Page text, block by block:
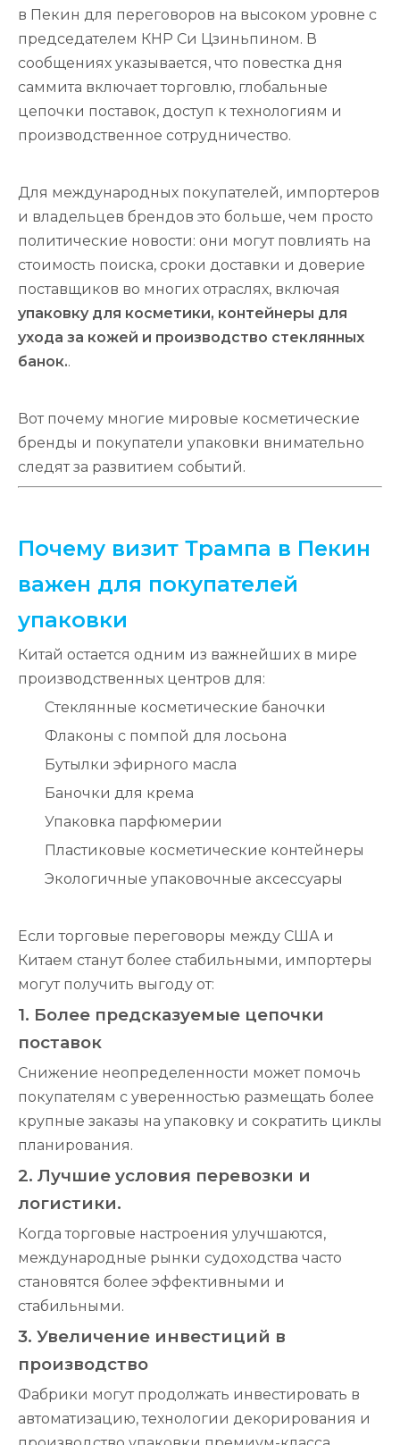
в Пекин для переговоров на высоком уровне с
председателем КНР Си Цзиньпином. В
сообщениях указывается, что повестка дня
саммита включает торговлю, глобальные
цепочки поставок, доступ к технологиям и
производственное сотрудничество.
Для международных покупателей, импортеров
и владельцев брендов это больше, чем просто
политические новости: они могут повлиять на
стоимость поиска, сроки доставки и доверие
поставщиков во многих отраслях, включая
упаковку для косметики, контейнеры для
ухода за кожей и производство стеклянных
банок..
Вот почему многие мировые косметические
бренды и покупатели упаковки внимательно
следят за развитием событий.
Почему визит Трампа в Пекин
важен для покупателей
упаковки
Китай остается одним из важнейших в мире
производственных центров для:
Стеклянные косметические баночки
Флаконы с помпой для лосьона
Бутылки эфирного масла
Баночки для крема
Упаковка парфюмерии
Пластиковые косметические контейнеры
Экологичные упаковочные аксессуары
Если торговые переговоры между США и
Китаем станут более стабильными, импортеры
могут получить выгоду от:
1. Более предсказуемые цепочки
поставок
Снижение неопределенности может помочь
покупателям с уверенностью размещать более
крупные заказы на упаковку и сократить циклы
планирования.
2. Лучшие условия перевозки и
логистики.
Когда торговые настроения улучшаются,
международные рынки судоходства часто
становятся более эффективными и
стабильными.
3. Увеличение инвестиций в
производство
Фабрики могут продолжать инвестировать в
автоматизацию, технологии декорирования и